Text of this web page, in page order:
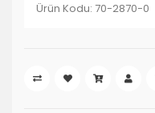
Ürün Kodu: 70-2870-0